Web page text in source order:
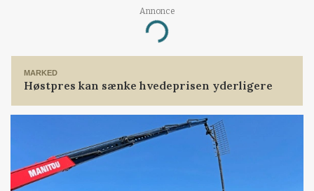
Annonce
Loading...
MARKED
Høstpres kan sænke hvedeprisen yderligere